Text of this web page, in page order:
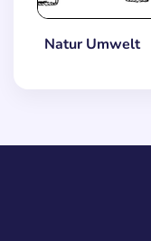
Natur Umwelt